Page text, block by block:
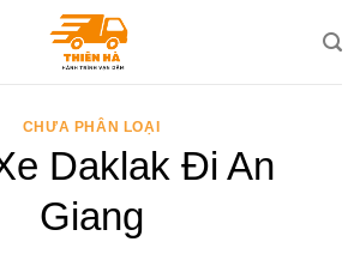
CHƯA PHÂN LOẠI
Daklak Đi An
Giang